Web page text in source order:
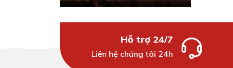
Hỗ trợ 24/7
Liên hệ chúng tôi 24h